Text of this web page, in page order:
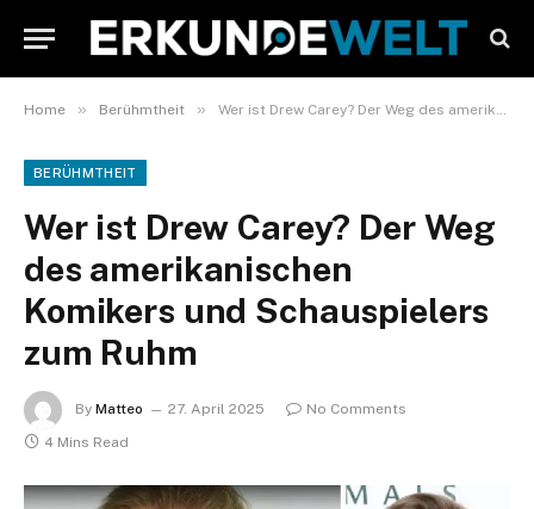
Home » Berühmtheit » Wer ist Drew Carey? Der Weg des amerikanischen Komikers und Schauspielers zum Ruhm
BERÜHMTHEIT
Wer ist Drew Carey? Der Weg
des amerikanischen
Komikers und Schauspielers
zum Ruhm
By Matteo 27. April 2025
No Comments
4 Mins Read